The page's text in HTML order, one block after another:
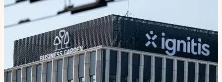
Saulės elektrinės
Kriptovaliutos
Infliacija
Migracija
Indėlių skaičiuoklė
Būsto finansai
Įdomios naujienos